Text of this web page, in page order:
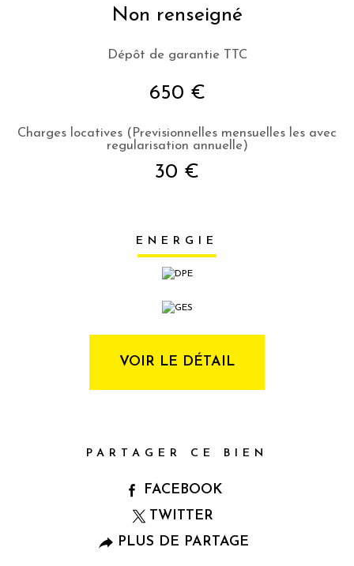
Non renseigné
Dépôt de garantie TTC
650 €
Charges locatives (Previsionnelles mensuelles les avec
regularisation annuelle)
30 €
ENERGIE
VOIR LE DÉTAIL
PARTAGER CE BIEN
FACEBOOK
TWITTER
PLUS DE PARTAGE